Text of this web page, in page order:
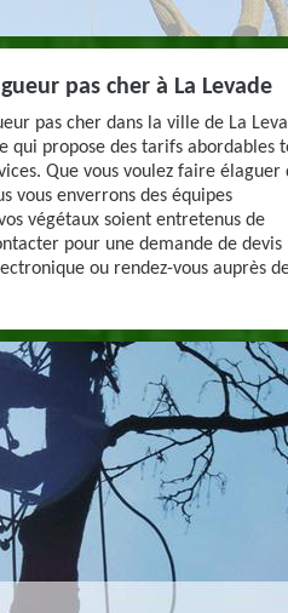
pas cher à La Levade
pas cher dans la ville de La
qui propose des tarifs abordables
Que vous voulez faire élaguer
vous enverrons des équipes
végétaux soient entretenus de
pour une demande de devis
ou rendez-vous auprès